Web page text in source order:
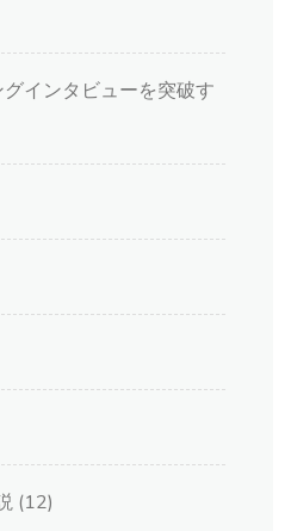
インタビューを突破す
(12)